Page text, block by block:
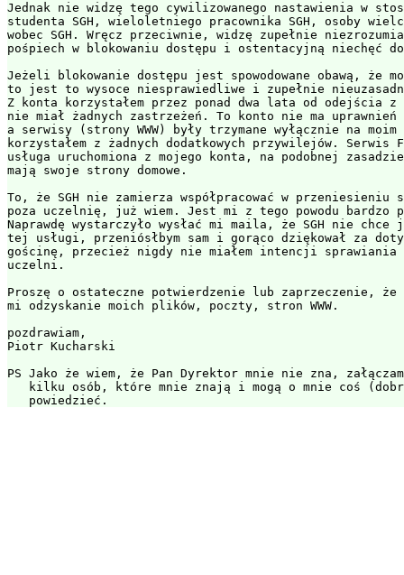
Jednak nie widzę tego cywilizowanego nastawienia w
studenta SGH, wieloletniego pracownika SGH, osoby
wobec SGH. Wręcz przeciwnie, widzę zupełnie
pośpiech w blokowaniu dostępu i ostentacyjną niechęć
Jeżeli blokowanie dostępu jest spowodowane obawą, że
to jest to wysoce niesprawiedliwe i zupełnie
Z konta korzystałem przez ponad dwa lata od
nie miał żadnych zastrzeżeń. To konto nie ma
a serwisy (strony WWW) były trzymane wyłącznie na
korzystałem z żadnych dodatkowych przywilejów. Serwis
usługa uruchomiona z mojego konta, na podobnej
mają swoje strony domowe.
To, że SGH nie zamierza współpracować w przeniesieniu
poza uczelnię, już wiem. Jest mi z tego powodu bardzo
Naprawdę wystarczyło wysłać mi maila, że SGH nie chce
tej usługi, przeniósłbym sam i gorąco dziękował za
gościnę, przecież nigdy nie miałem intencji sprawiania
uczelni.
Proszę o ostateczne potwierdzenie lub zaprzeczenie, że
mi odzyskanie moich plików, poczty, stron WWW.
pozdrawiam,
Piotr Kucharski
PS Jako że wiem, że Pan Dyrektor mnie nie zna,
kilku osób, które mnie znają i mogą o mnie coś